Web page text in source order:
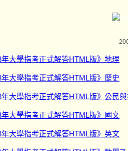
年大學指考正式解答HTML版》地理
年大學指考正式解答HTML版》歷史
年大學指考正式解答HTML版》公民
年大學指考正式解答HTML版》國文
年大學指考正式解答HTML版》英文